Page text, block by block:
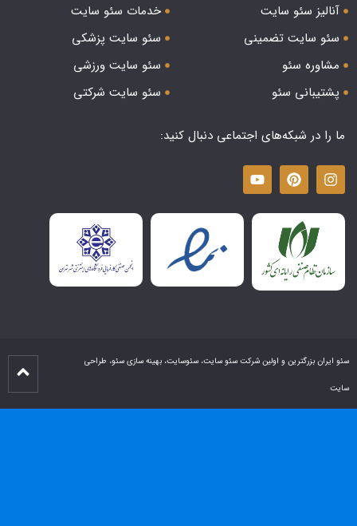
آنالیز سئو سایت
سئو سایت تضمینی
مشاوره سئو
پشتیبانی سئو
خدمات سئو سایت
سئو سایت پزشکی
سئو سایت ورزشی
سئو سایت شرکتی
ما را در شبکه‌های اجتماعی دنبال کنید:
سئو ایران بزرگترین و اولین شرکت سئو سایت، سئوسایت، بهینه سازی سئو، طراحی
سایت